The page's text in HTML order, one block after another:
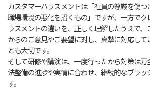
カスタマーハラスメントは「社員の尊厳を傷
職場環境の悪化を招くもの」ですが、一方で
ラスメントの違いを、正しく理解したうえで、
からのご意見やご要望に対し、真摯に対応し
とも大切です。
そして研修や講演は、一度行ったから対策は万
法整備の進捗や実情に合わせ、継続的なブラ
す。